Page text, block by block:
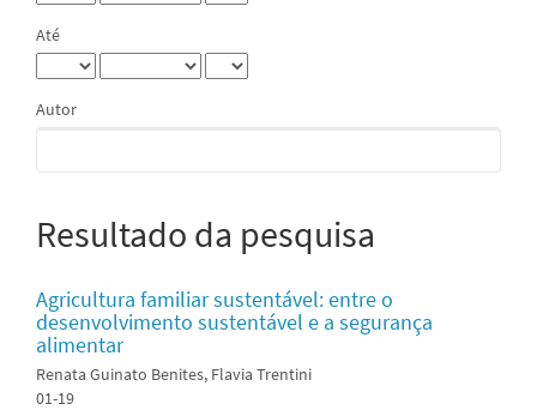
Até
Autor
Resultado da pesquisa
Agricultura familiar sustentável: entre o
desenvolvimento sustentável e a segurança
alimentar
Renata Guinato Benites, Flavia Trentini
01-19